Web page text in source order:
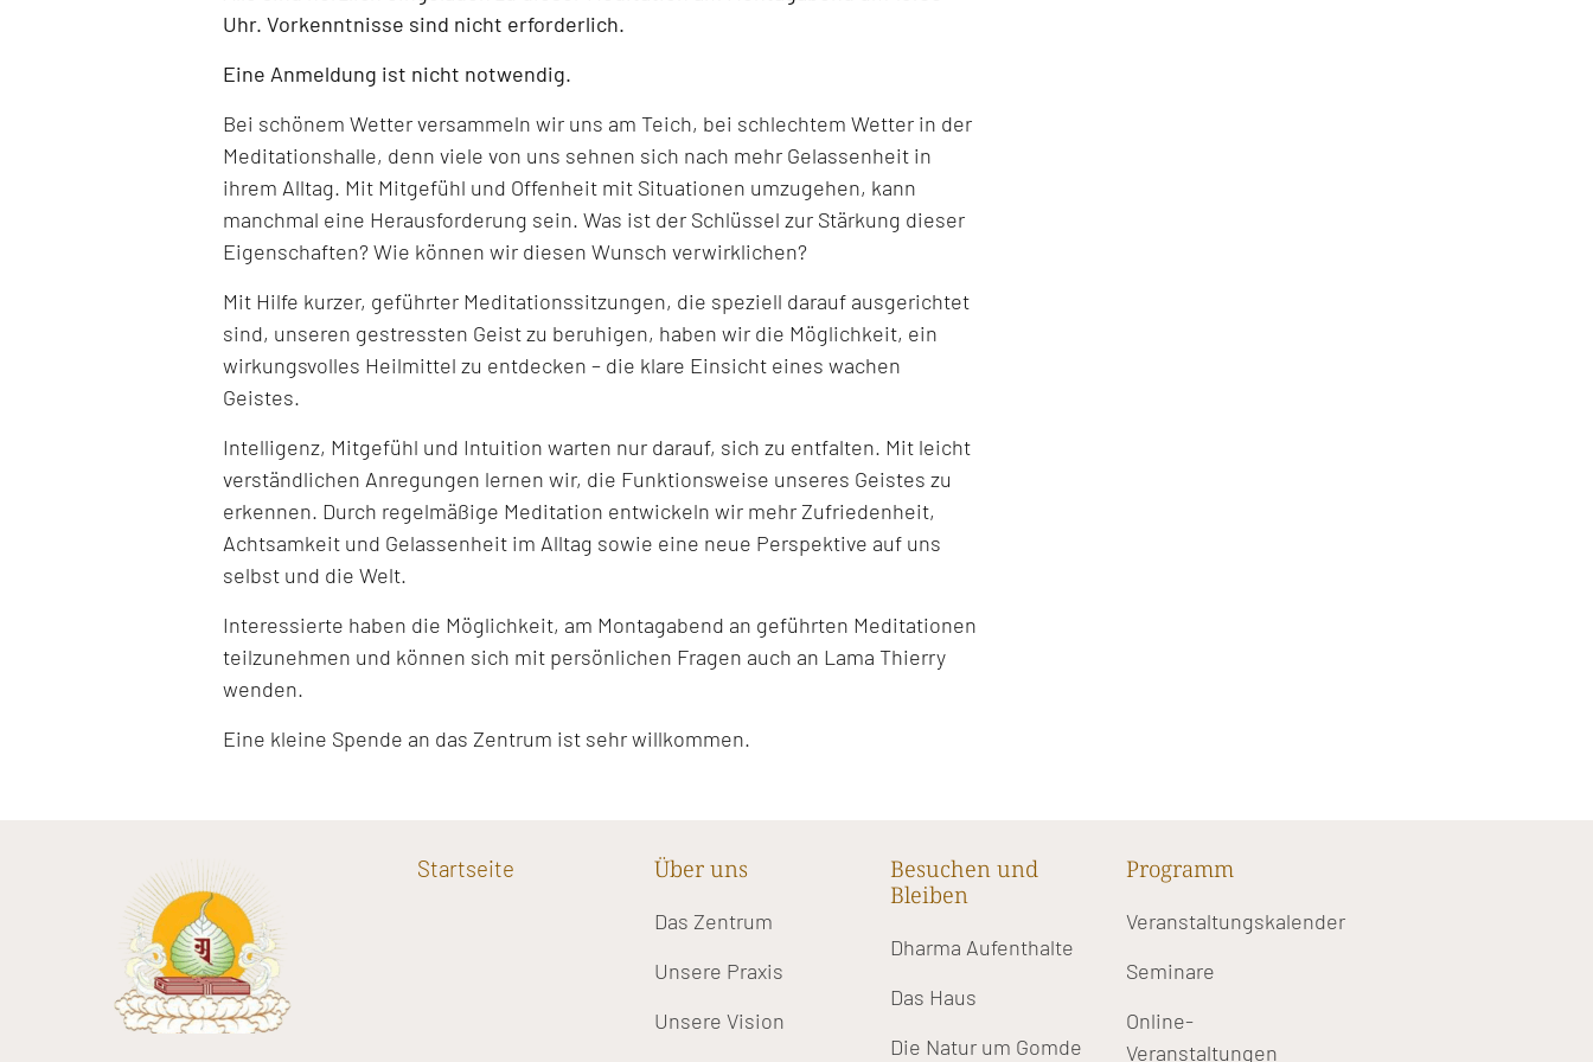
Uhr. Vorkenntnisse sind nicht erforderlich.
Eine Anmeldung ist nicht notwendig.
Bei schönem Wetter versammeln wir uns am Teich, bei schlechtem Wetter in der
Meditationshalle, denn viele von uns sehnen sich nach mehr Gelassenheit in
ihrem Alltag. Mit Mitgefühl und Offenheit mit Situationen umzugehen, kann
manchmal eine Herausforderung sein. Was ist der Schlüssel zur Stärkung dieser
Eigenschaften? Wie können wir diesen Wunsch verwirklichen?
Mit Hilfe kurzer, geführter Meditationssitzungen, die speziell darauf ausgerichtet
sind, unseren gestressten Geist zu beruhigen, haben wir die Möglichkeit, ein
wirkungsvolles Heilmittel zu entdecken – die klare Einsicht eines wachen
Geistes.
Intelligenz, Mitgefühl und Intuition warten nur darauf, sich zu entfalten. Mit leicht
verständlichen Anregungen lernen wir, die Funktionsweise unseres Geistes zu
erkennen. Durch regelmäßige Meditation entwickeln wir mehr Zufriedenheit,
Achtsamkeit und Gelassenheit im Alltag sowie eine neue Perspektive auf uns
selbst und die Welt.
Interessierte haben die Möglichkeit, am Montagabend an geführten Meditationen
teilzunehmen und können sich mit persönlichen Fragen auch an Lama Thierry
wenden.
Eine kleine Spende an das Zentrum ist sehr willkommen.
Startseite Über uns
Das Zentrum
Unsere Praxis
Unsere Vision
Besuchen und
Bleiben
Dharma Aufenthalte
Das Haus
Die Natur um Gomde
Programm
Veranstaltungskalender
Seminare
Online-
Veranstaltungen